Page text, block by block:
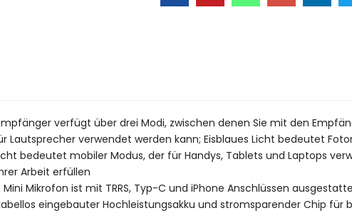
verfügt über drei Modi, zwischen denen Sie mit den
Lautsprecher verwendet werden kann; Eisblaues Licht bedeutet
bedeutet mobiler Modus, der für Handys, Tablets und Laptops
Arbeit erfüllen
Mikrofon ist mit TRRS, Typ-C und iPhone Anschlüssen
eingebauter Hochleistungsakku und stromsparender Chip für